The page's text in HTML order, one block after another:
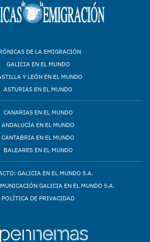
DE LA EMIGRACIÓN
GALICIA EN EL MUNDO
Y LEÓN EN EL MUNDO
ASTURIAS EN EL MUNDO
CANARIAS EN EL MUNDO
ANDALUCÍA EN EL MUNDO
CANTABRIA EN EL MUNDO
BALEARES EN EL MUNDO
GALICIA EN EL MUNDO S.A.
GALICIA EN EL MUNDO S.A.
POLÍTICA DE PRIVACIDAD